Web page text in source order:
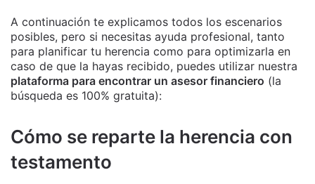
A continuación te explicamos todos los escenarios
posibles, pero si necesitas ayuda profesional, tanto
para planificar tu herencia como para optimizarla en
caso de que la hayas recibido, puedes utilizar nuestra
plataforma para encontrar un asesor financiero (la
búsqueda es 100% gratuita):
Cómo se reparte la herencia con
testamento